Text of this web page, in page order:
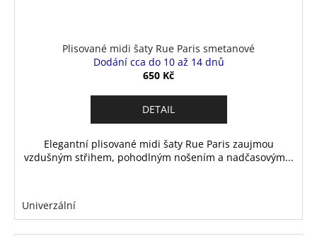
Plisované midi šaty Rue Paris smetanové
Dodání cca do 10 až 14 dnů
650 Kč
DETAIL
Elegantní plisované midi šaty Rue Paris zaujmou
vzdušným střihem, pohodlným nošením a nadčasovým...
Univerzální